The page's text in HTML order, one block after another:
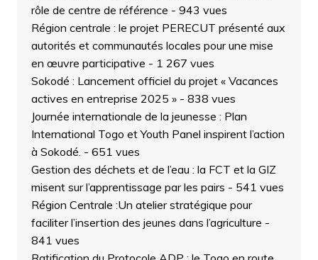
rôle de centre de référence - 943 vues
Région centrale : le projet PERECUT présenté aux
autorités et communautés locales pour une mise
en œuvre participative - 1 267 vues
Sokodé : Lancement officiel du projet « Vacances
actives en entreprise 2025 »- 838 vues
Journée internationale de la jeunesse : Plan
International Togo et Youth Panel inspirent l’action
à Sokodé. - 651 vues
Gestion des déchets et de l’eau : la FCT et la GIZ
misent sur l’apprentissage par les pairs - 541 vues
Région Centrale :Un atelier stratégique pour
faciliter l’insertion des jeunes dans l’agriculture -
841 vues